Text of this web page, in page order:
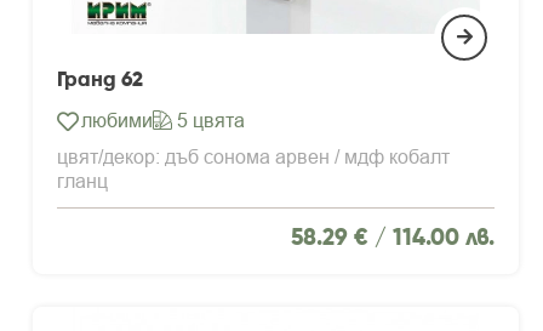
Гранд 62
любими
5 цвята
цвят/декор: дъб сонома арвен / мдф кобалт
гланц
58.29 € / 114.00 лв.